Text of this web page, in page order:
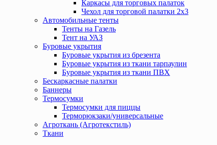
Каркасы для торговых палаток
Чехол для торговой палатки 2х3
Автомобильные тенты
Тенты на Газель
Тент на УАЗ
Буровые укрытия
Буровые укрытия из брезента
Буровые укрытия из ткани тарпаулин
Буровые укрытия из ткани ПВХ
Бескаркасные палатки
Баннеры
Термосумки
Термосумки для пиццы
Терморюкзаки/универсальные
Агроткань (Агротекстиль)
Ткани